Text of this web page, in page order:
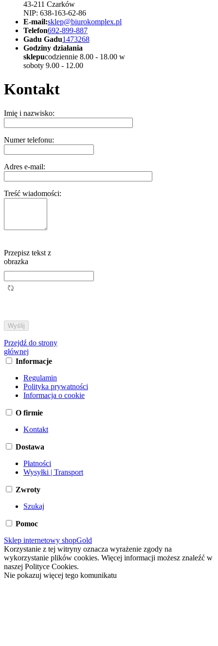
43-211 Czarków
NIP: 638-163-62-86
E-mail:sklep@biurokomplex.pl
Telefon692-899-887
Gadu Gadu1473268
Godziny działania
sklepucodziennie 8.00 - 18.00 w
soboty 9.00 - 12.00
Kontakt
Imię i nazwisko:
Numer telefonu:
Adres e-mail:
Treść wiadomości:
Przepisz tekst z
obrazka
Przejdź do strony
głównej
Informacje
Regulamin
Polityka prywatności
Informacja o cookie
O firmie
Kontakt
Dostawa
Płatności
Wysyłki | Transport
Zwroty
Szukaj
Pomoc
Sklep internetowy shopGold
Korzystanie z tej witryny oznacza wyrażenie zgody na
wykorzystanie plików cookies. Więcej informacji możesz znaleźć w
naszej Polityce Cookies.
Nie pokazuj więcej tego komunikatu